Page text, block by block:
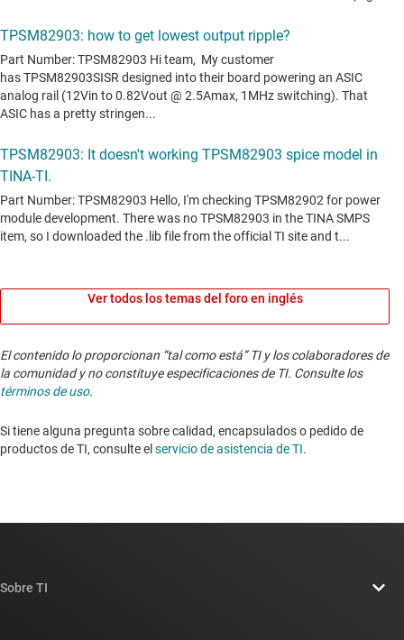
Ver todos los temas del foro en inglés
El contenido lo proporcionan “tal como está” TI y los colaboradores de
la comunidad y no constituye especificaciones de TI. Consulte los
términos de uso.
Si tiene alguna pregunta sobre calidad, encapsulados o pedido de
productos de TI, consulte el servicio de asistencia de TI. ​​​​​​​​​​​​​​
Sobre TI